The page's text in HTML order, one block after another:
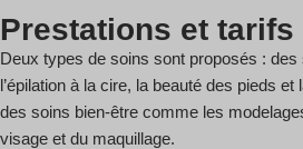
Prestations et tarifs
Deux types de soins sont proposés :
l’épilation à la cire, la beauté des pieds
des soins bien-être comme les
visage et du maquillage.